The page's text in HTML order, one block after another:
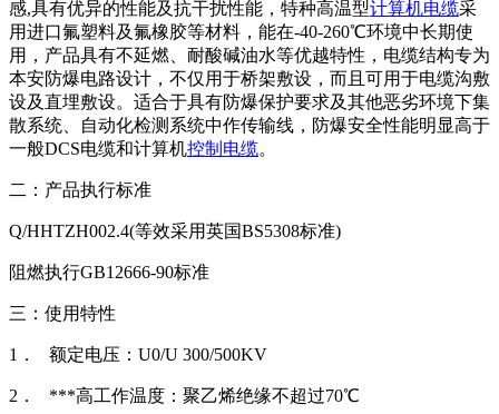
感,具有优异的性能及抗干扰性能，特种高温型计算机电缆采
用进口氟塑料及氟橡胶等材料，能在-40-260℃环境中长期使
用，产品具有不延燃、耐酸碱油水等优越特性，电缆结构专为
本安防爆电路设计，不仅用于桥架敷设，而且可用于电缆沟敷
设及直埋敷设。适合于具有防爆保护要求及其他恶劣环境下集
散系统、自动化检测系统中作传输线，防爆安全性能明显高于
一般DCS电缆和计算机控制电缆。
二：产品执行标准
Q/HHTZH002.4(等效采用英国BS5308标准)
阻燃执行GB12666-90标准
三：使用特性
1． 额定电压：U0/U 300/500KV
2． ***高工作温度：聚乙烯绝缘不超过70℃